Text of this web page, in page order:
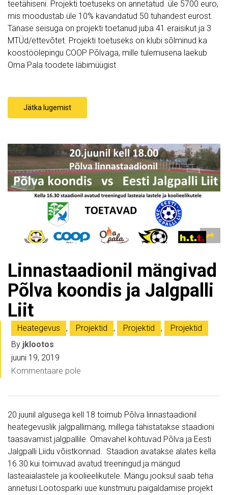
teetähiseni. Projekti toetuseks on annetatud üle 5700 euro,
mis moodustab üle 10% kavandatud 50 tuhandest eurost.
Tänase seisuga on projekti toetanud juba 41 eraisikut ja 3
MTÜd/ettevõtet. Projekti toetuseks on klubi sõlminud ka
koostöölepingu COOP Põlvaga, mille tulemusena laekub
Oma Pala toodete läbimüügist
Jätka lugemist
Linnastaadionil mängivad
Põlva koondis ja Jalgpalli
Liit
Heategevus , Projektid , Projektid ,
Projektid
By jklootos
juuni 19, 2019
Kommentaare pole
20.juunil algusega kell 18 toimub Põlva linnastaadionil
heategevuslik jalgpallimäng, millega tähistatakse staadioni
taasavamist jalgpallile. Omavahel kohtuvad Põlva ja Eesti
Jalgpalli Liidu võistkonnad. Staadion avatakse alates kella
16.30 kui toimuvad avatud treeningud ja mängud
lasteaialastele ja koolieelikutele. Mängu jooksul saab teha
annetusi Lootosparki uue kunstmuru paigaldamise projekt